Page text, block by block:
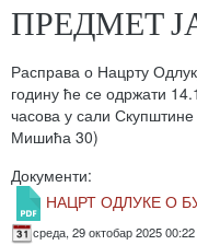
ПРЕДМЕТ
Расправа о Нацрту
годину ће се одржати
часова у сали
Мишића 30)
Документи:
НАЦРТ ОДЛУКЕ О
среда, 29 октобар 2025 00:22